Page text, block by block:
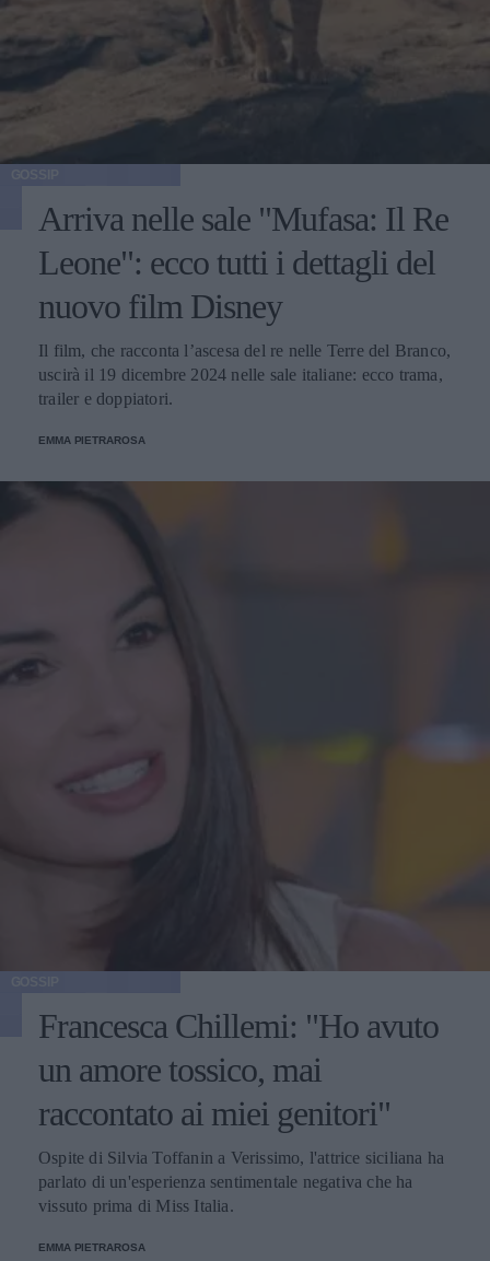
Arriva nelle sale "Mufasa: Il Re
Leone": ecco tutti i dettagli del
nuovo film Disney
Il film, che racconta l’ascesa del re nelle Terre del Branco,
uscirà il 19 dicembre 2024 nelle sale italiane: ecco trama,
trailer e doppiatori.
EMMA PIETRAROSA
Francesca Chillemi: "Ho avuto
un amore tossico, mai
raccontato ai miei genitori"
Ospite di Silvia Toffanin a Verissimo, l'attrice siciliana ha
parlato di un'esperienza sentimentale negativa che ha
vissuto prima di Miss Italia.
EMMA PIETRAROSA